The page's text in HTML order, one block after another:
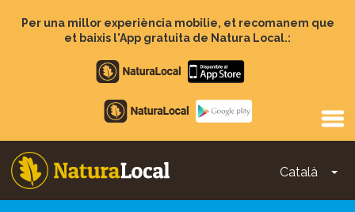
Per una millor experiència mobilie, et recomanem que
et baixis l'App gratuita de Natura Local.:
Apple
store
Google
Play
Català
Main